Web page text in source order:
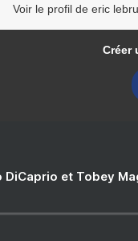
Voir le profil de eric
Créer
DiCaprio et Tobey